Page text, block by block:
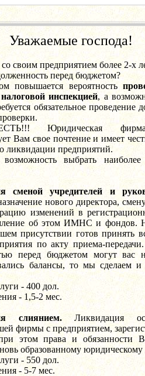
Уважаемые господа!
своим предприятием более 2-х
перед бюджетом?
повышается вероятность
налоговой инспекцией, а
обязательное проведение
Юридическая
Вам свое почтение и имеет
ликвидации предприятий.
выбрать
сменой учредителей и
нового директора,
изменений в
об этом ИМНС и фондов.
присутствии готов принять
по акту приема-
перед бюджетом могут вас
балансы, то мы сделаем
- 400 дол.
- 1,5-2 мес.
слиянием.Ликвидация
фирмы с предприятием,
этом права и обязанности
образованному юридическому
- 550 дол.
- 5-7 мес.